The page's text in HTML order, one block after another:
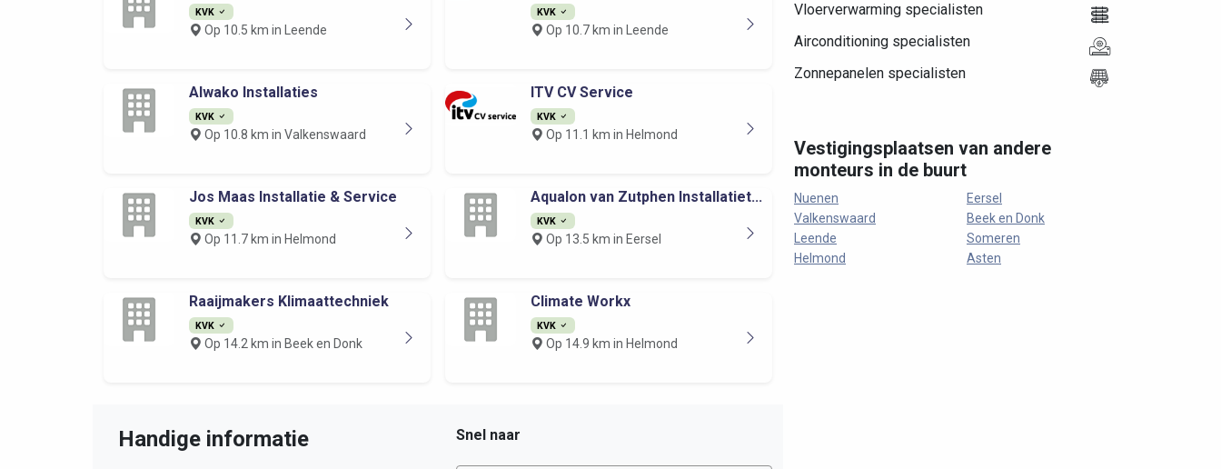
KVK
Op 10.5 km in Leende
KVK
Op 10.7 km in Leende
Alwako Installaties
KVK
Op 10.8 km in Valkenswaard
ITV CV Service
KVK
Op 11.1 km in Helmond
Jos Maas Installatie & Service
KVK
Op 11.7 km in Helmond
Aqualon van Zutphen Installatiet...
KVK
Op 13.5 km in Eersel
Raaijmakers Klimaattechniek
KVK
Op 14.2 km in Beek en Donk
Climate Workx
KVK
Op 14.9 km in Helmond
Handige informatie Snel naar
Vloerverwarming specialisten
Airconditioning specialisten
Zonnepanelen specialisten
Vestigingsplaatsen van andere
monteurs in de buurt
Nuenen
Valkenswaard
Leende
Helmond
Eersel
Beek en Donk
Someren
Asten